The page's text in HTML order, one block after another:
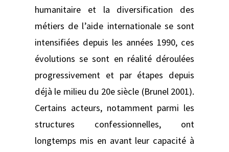
humanitaire et la diversification des
métiers de l’aide internationale se sont
intensifiées depuis les années 1990, ces
évolutions se sont en réalité déroulées
progressivement et par étapes depuis
déjà le milieu du 20e siècle (Brunel 2001).
Certains acteurs, notamment parmi les
structures confessionnelles, ont
longtemps mis en avant leur capacité à